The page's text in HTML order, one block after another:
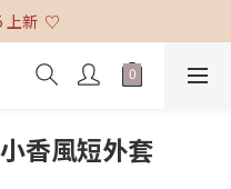
貨到付款及海外配送) ♡
上新  ♡
貨到付款及海外配送) ♡
香風短外套